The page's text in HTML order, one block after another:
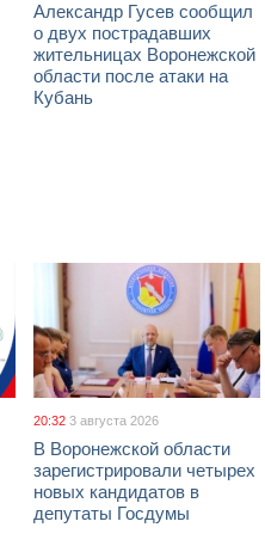
Александр Гусев сообщил
о двух пострадавших
жительницах Воронежской
области после атаки на
Кубань
20:32 3 августа 2026
В Воронежской области
зарегистрировали четырех
новых кандидатов в
депутаты Госдумы